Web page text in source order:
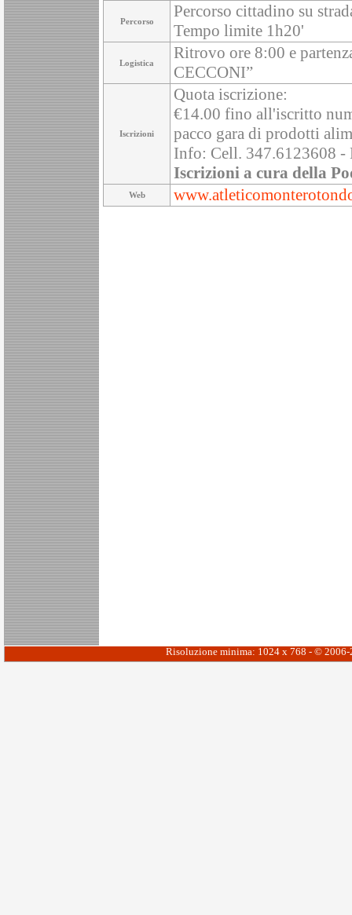
Percorso
Percorso cittadino su
Tempo limite 1h20'
Logistica
Ritrovo ore 8:00 e
CECCONI”
Iscrizioni
Quota iscrizione:
€14.00 fino all'iscritto
pacco gara di prodotti
Info: Cell. 347.6123608
Iscrizioni a cura della
Web
Risoluzione minima: 1024 x 768 - ©